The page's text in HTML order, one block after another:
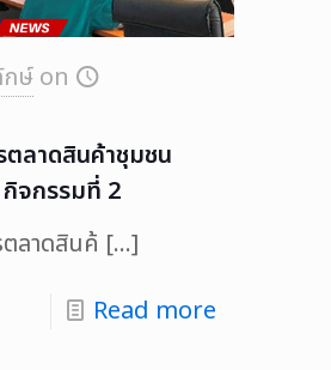
ษ์ on
ตลาดสินค้าชุมชน
จกรรมที่ 2
ตลาดสินค้ […]
Read more